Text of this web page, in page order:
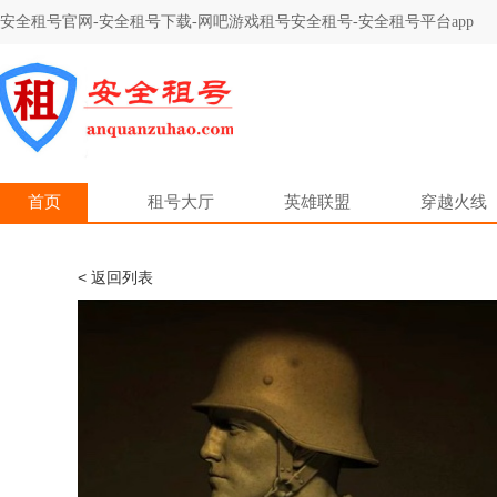
安全租号官网-安全租号下载-网吧游戏租号安全租号-安全租号平台app
首页 租号大厅 英雄联盟 穿越火线
< 返回列表